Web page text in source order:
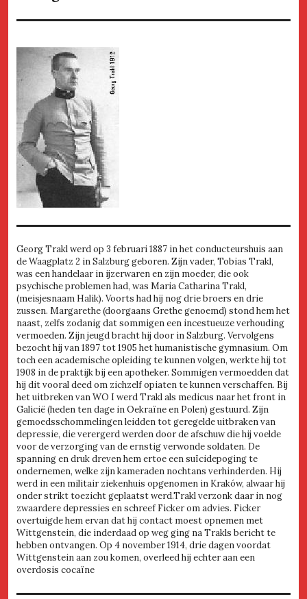
Georg Trakl werd op 3 februari 1887 in het conducteurshuis aan
de Waagplatz 2 in Salzburg geboren. Zijn vader, Tobias Trakl,
was een handelaar in ijzerwaren en zijn moeder, die ook
psychische problemen had, was Maria Catharina Trakl,
(meisjesnaam Halik). Voorts had hij nog drie broers en drie
zussen. Margarethe (doorgaans Grethe genoemd) stond hem het
naast, zelfs zodanig dat sommigen een incestueuze verhouding
vermoeden. Zijn jeugd bracht hij door in Salzburg. Vervolgens
bezocht hij van 1897 tot 1905 het humanistische gymnasium. Om
toch een academische opleiding te kunnen volgen, werkte hij tot
1908 in de praktijk bij een apotheker. Sommigen vermoedden dat
hij dit vooral deed om zichzelf opiaten te kunnen verschaffen. Bij
het uitbreken van WO I werd Trakl als medicus naar het front in
Galicië (heden ten dage in Oekraïne en Polen) gestuurd. Zijn
gemoedsschommelingen leidden tot geregelde uitbraken van
depressie, die verergerd werden door de afschuw die hij voelde
voor de verzorging van de ernstig verwonde soldaten. De
spanning en druk dreven hem ertoe een suïcidepoging te
ondernemen, welke zijn kameraden nochtans verhinderden. Hij
werd in een militair ziekenhuis opgenomen in Kraków, alwaar hij
onder strikt toezicht geplaatst werd.Trakl verzonk daar in nog
zwaardere depressies en schreef Ficker om advies. Ficker
overtuigde hem ervan dat hij contact moest opnemen met
Wittgenstein, die inderdaad op weg ging na Trakls bericht te
hebben ontvangen. Op 4 november 1914, drie dagen voordat
Wittgenstein aan zou komen, overleed hij echter aan een
overdosis cocaïne